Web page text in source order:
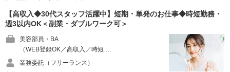
【高収入◆30代スタッフ活躍中】短期・単発のお仕事◆時短勤務・
週3以内OK＜副業・ダブルワーク可＞
美容部員・BA
（WEB登録OK／高収入／時短 …
業務委託（フリーランス）